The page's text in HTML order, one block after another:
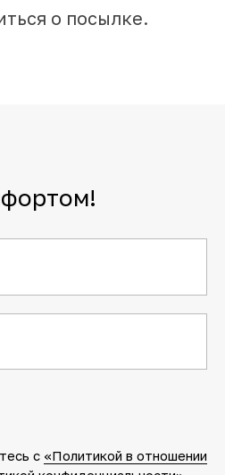
о посылке.
c «Политикой в отношении